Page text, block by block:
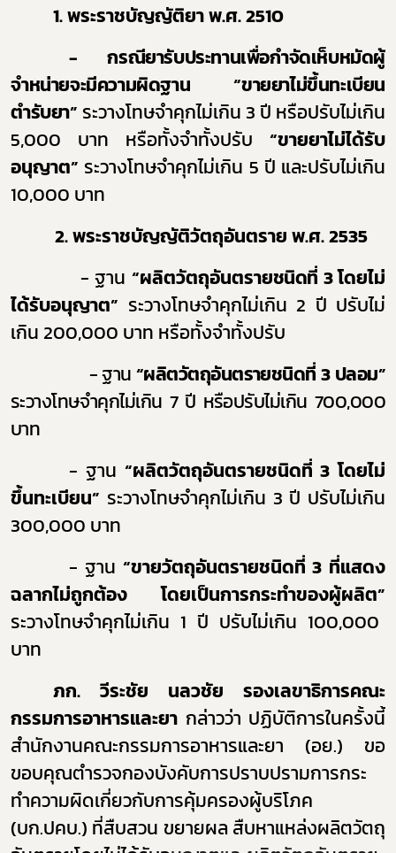
1. พระราชบัญญัติยา พ.ศ. 2510
- กรณียารับประทานเพื่อกำจัดเห็บหมัดผู้
จำหน่ายจะมีความผิดฐาน “ขายยาไม่ขึ้นทะเบียน
ตำรับยา” ระวางโทษจำคุกไม่เกิน 3 ปี หรือปรับไม่เกิน
5,000 บาท หรือทั้งจำทั้งปรับ “ขายยาไม่ได้รับ
อนุญาต” ระวางโทษจำคุกไม่เกิน 5 ปี และปรับไม่เกิน
10,000 บาท
2. พระราชบัญญัติวัตถุอันตราย พ.ศ. 2535
- ฐาน “ผลิตวัตถุอันตรายชนิดที่ 3โดยไม่
ได้รับอนุญาต” ระวางโทษจำคุกไม่เกิน 2 ปี ปรับไม่
เกิน 200,000 บาท หรือทั้งจำทั้งปรับ
- ฐาน“ผลิตวัตถุอันตรายชนิดที่ 3 ปลอม”
ระวางโทษจำคุกไม่เกิน 7 ปี หรือปรับไม่เกิน 700,000
บาท
- ฐาน “ผลิตวัตถุอันตรายชนิดที่ 3 โดยไม่
ขึ้นทะเบียน” ระวางโทษจำคุกไม่เกิน 3 ปี ปรับไม่เกิน
300,000 บาท
- ฐาน “ขายวัตถุอันตรายชนิดที่ 3 ที่แสดง
ฉลากไม่ถูกต้อง โดยเป็นการกระทำของผู้ผลิต”
ระวางโทษจำคุกไม่เกิน 1 ปี ปรับไม่เกิน 100,000
บาท
ภก. วีระชัย นลวชัย รองเลขาธิการคณะ
กรรมการอาหารและยา กล่าวว่า ปฏิบัติการในครั้งนี้
สำนักงานคณะกรรมการอาหารและยา (อย.) ขอ
ขอบคุณตำรวจกองบังคับการปราบปรามการกระ
ทำความผิดเกี่ยวกับการคุ้มครองผู้บริโภค
(บก.ปคบ.) ที่สืบสวน ขยายผล สืบหาแหล่งผลิตวัตถุ